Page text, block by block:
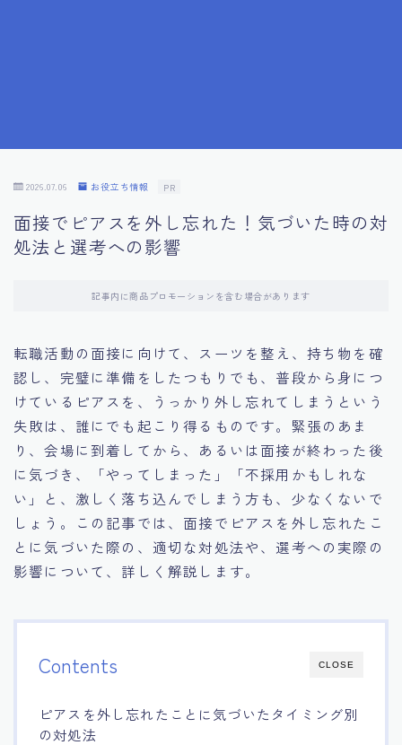
10.フィードバックを活用する方法
11.オンライン面接の成功への鍵
14.キャリアアップのための面接戦略
15.職場適応力をアピールする方法
16.エージェントと良好な関係を築く方法
17.面接でブランクを効果的に伝える方法
18.転職後の職場に適応するためのヒント
2026.07.06 お役立ち情報 PR
面接でピアスを外し忘れた！気づいた時の対
処法と選考への影響
記事内に商品プロモーションを含む場合があります
転職活動の面接に向けて、スーツを整え、持ち物を確
認し、完璧に準備をしたつもりでも、普段から身につ
けているピアスを、うっかり外し忘れてしまうという
失敗は、誰にでも起こり得るものです。緊張のあま
り、会場に到着してから、あるいは面接が終わった後
に気づき、「やってしまった」「不採用かもしれな
い」と、激しく落ち込んでしまう方も、少なくないで
しょう。この記事では、面接でピアスを外し忘れたこ
とに気づいた際の、適切な対処法や、選考への実際の
影響について、詳しく解説します。
CLOSE
Contents
ピアスを外し忘れたことに気づいたタイミング別
の対処法